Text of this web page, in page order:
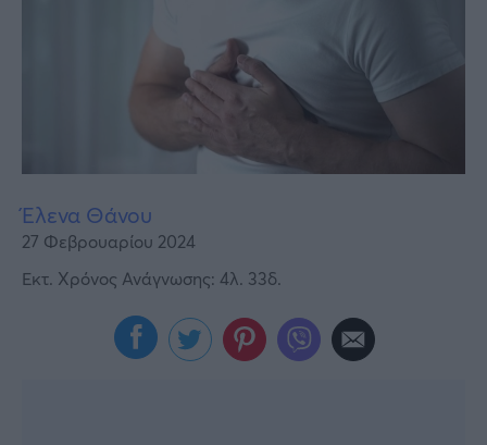
Έλενα Θάνου
27 Φεβρουαρίου 2024
Εκτ. Χρόνος Ανάγνωσης: 4λ. 33δ.